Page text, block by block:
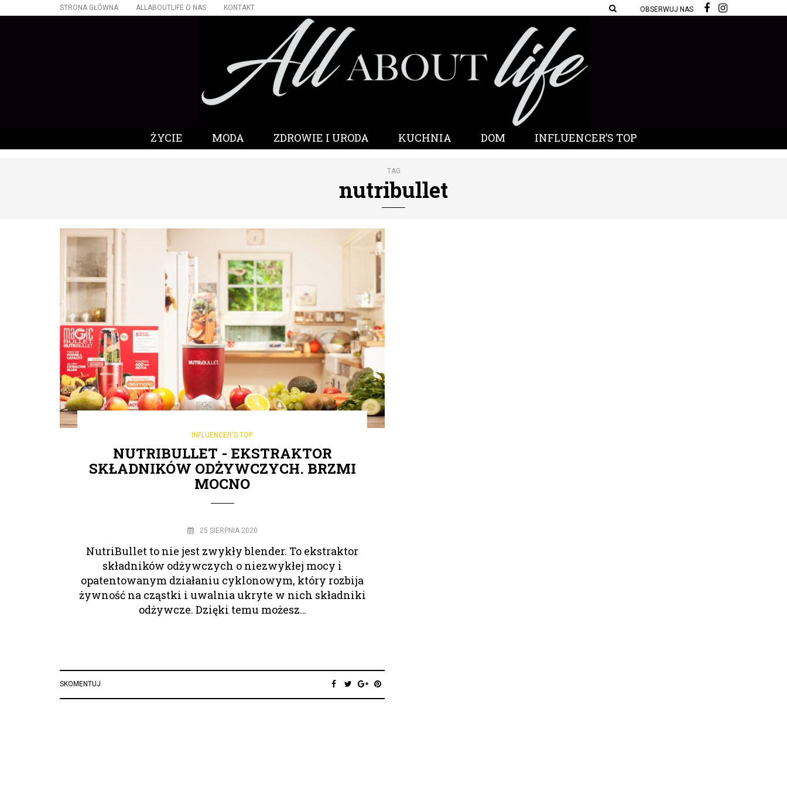
STRONA GŁÓWNA ALLABOUTLIFE O NAS KONTAKT OBSERWUJ NAS
ŻYCIE MODA ZDROWIE I URODA KUCHNIA DOM INFLUENCER’S TOP
TAG
nutribullet
INFLUENCER'S TOP
NUTRIBULLET - EKSTRAKTOR
SKŁADNIKÓW ODŻYWCZYCH. BRZMI
MOCNO
25 SIERPNIA 2020
NutriBullet to nie jest zwykły blender. To ekstraktor
składników odżywczych o niezwykłej mocy i
opatentowanym działaniu cyklonowym, który rozbija
żywność na cząstki i uwalnia ukryte w nich składniki
odżywcze. Dzięki temu możesz…
SKOMENTUJ